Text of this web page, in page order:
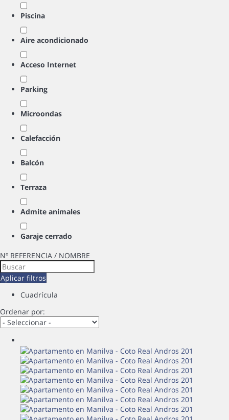
Piscina
Aire acondicionado
Acceso Internet
Parking
Microondas
Calefacción
Balcón
Terraza
Admite animales
Garaje cerrado
Nº REFERENCIA / NOMBRE
Aplicar filtros
Cuadrícula
Ordenar por: